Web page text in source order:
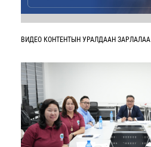
ВИДЕО КОНТЕНТЫН УРАЛДААН ЗАРЛАЛАА